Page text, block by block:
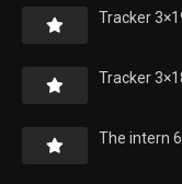
Tracker
Tracker
The intern